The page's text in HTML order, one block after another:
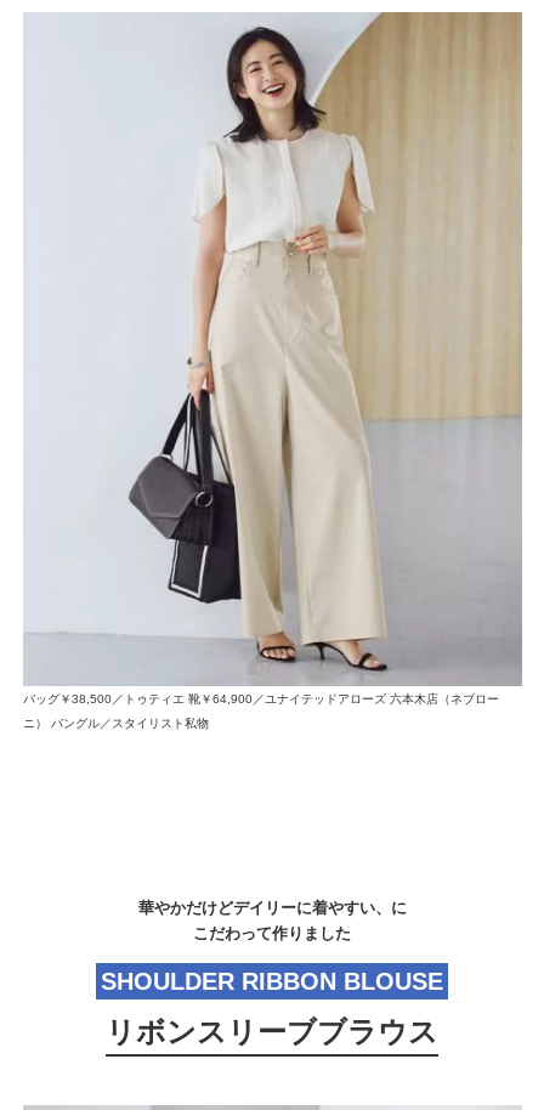
バッグ￥38,500／トゥティエ 靴￥64,900／ユナイテッドアローズ 六本木店（ネブロー
ニ） バングル／スタイリスト私物
華やかだけどデイリーに着やすい、に
こだわって作りました
SHOULDER RIBBON BLOUSE
リボンスリーブブラウス